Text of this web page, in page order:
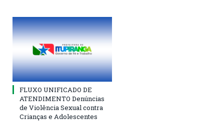
FLUXO UNIFICADO DE
ATENDIMENTO Denúncias
de Violência Sexual contra
Crianças e Adolescentes